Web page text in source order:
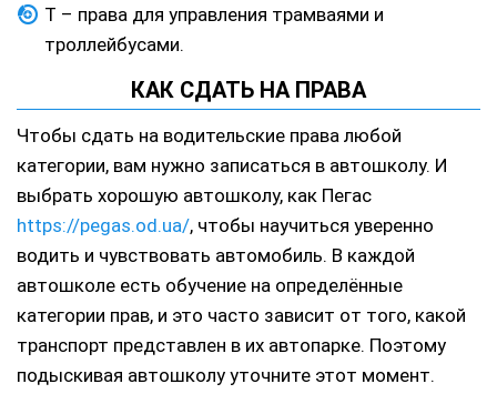
Т – права для управления трамваями и
троллейбусами.
КАК СДАТЬ НА ПРАВА
Чтобы сдать на водительские права любой
категории, вам нужно записаться в автошколу. И
выбрать хорошую автошколу, как Пегас
https://pegas.od.ua/, чтобы научиться уверенно
водить и чувствовать автомобиль. В каждой
автошколе есть обучение на определённые
категории прав, и это часто зависит от того, какой
транспорт представлен в их автопарке. Поэтому
подыскивая автошколу уточните этот момент.